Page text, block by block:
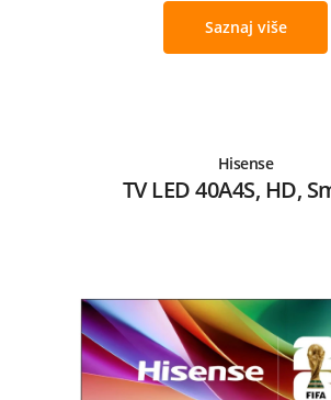
Saznaj više
Hisense
TV LED 40A4S, HD,